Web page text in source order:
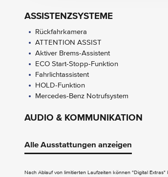
ASSISTENZSYSTEME
Rückfahrkamera
ATTENTION ASSIST
Aktiver Brems-Assistent
ECO Start-Stopp-Funktion
Fahrlichtassistent
HOLD-Funktion
Mercedes-Benz Notrufsystem
AUDIO & KOMMUNIKATION
Digitales Radio (DAB)
Alle Ausstattungen anzeigen
Nach Ablauf von limitierten Laufzeiten können "Digital